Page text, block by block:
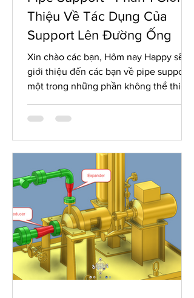
Thiệu Về Tác Dụng Của
Support Lên Đường Ống
Xin chào các bạn, Hôm nay Happy sẽ
giới thiệu đến các bạn về pipe support,
một trong những phần không thể thiếu